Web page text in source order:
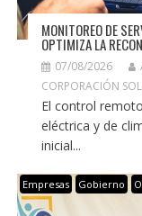
MONITOREO DE
OPTIMIZA LA
07/08/2026
CORPORACIÓN
El control
eléctrica y de
inicial...
Empresas Gobierno